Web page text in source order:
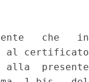
che   in
al certificato
alla  presente